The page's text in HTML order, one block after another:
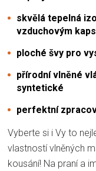
skvělá tepelná
vzduchovým
ploché švy pro
přírodní vlněné
syntetické
perfektní
Vyberte si i Vy to
vlastností vlněných
kousání! Na praní a